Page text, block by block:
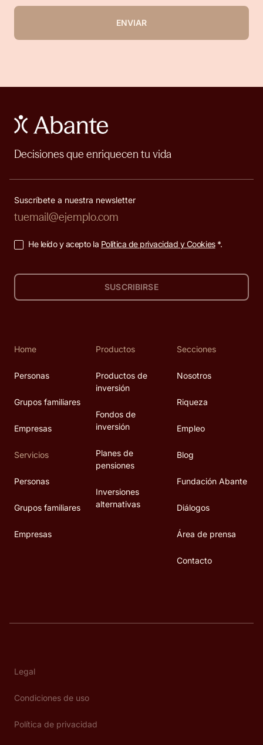
ENVIAR
Decisiones que enriquecen tu vida
Suscríbete a nuestra newsletter
He leído y acepto la Política de privacidad y Cookies*.
SUSCRIBIRSE
Home
Personas
Grupos familiares
Empresas
Servicios
Personas
Grupos familiares
Empresas
Productos
Productos de
inversión
Fondos de
inversión
Planes de
pensiones
Inversiones
alternativas
Secciones
Nosotros
Riqueza
Empleo
Blog
Fundación Abante
Diálogos
Área de prensa
Contacto
Legal
Condiciones de uso
Política de privacidad